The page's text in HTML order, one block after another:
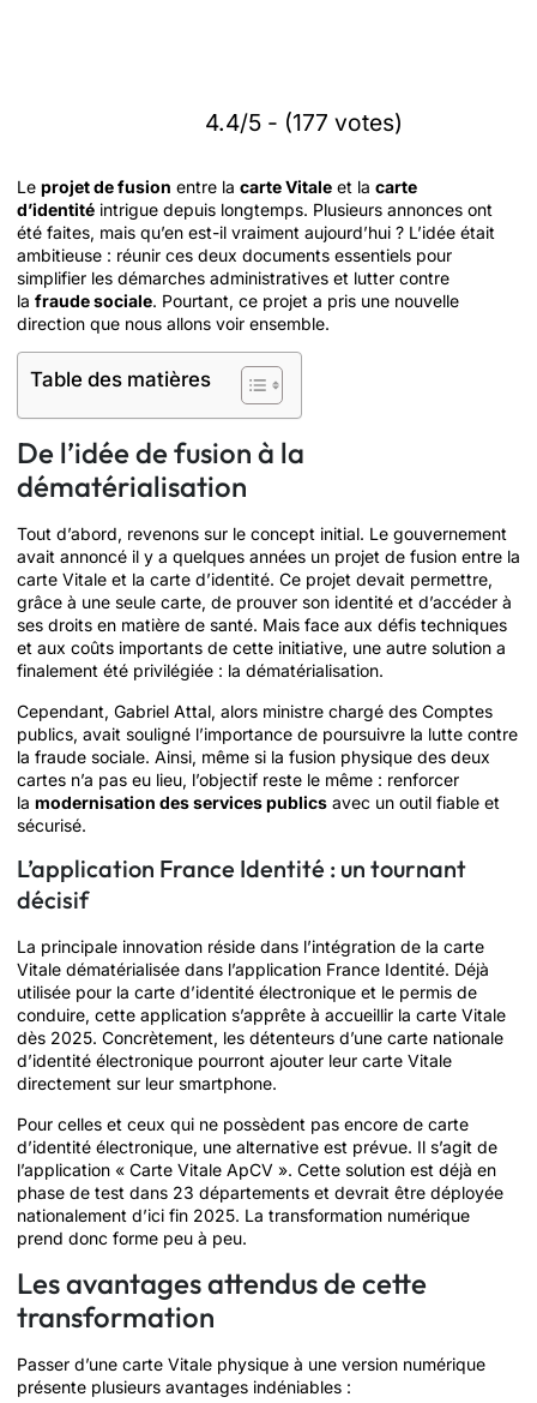
4.4/5 - (177 votes)
Le projet de fusion entre la carte Vitale et la carte
d’identité intrigue depuis longtemps. Plusieurs annonces ont
été faites, mais qu’en est-il vraiment aujourd’hui ? L’idée était
ambitieuse : réunir ces deux documents essentiels pour
simplifier les démarches administratives et lutter contre
la fraude sociale. Pourtant, ce projet a pris une nouvelle
direction que nous allons voir ensemble.
Table des matières
De l’idée de fusion à la
dématérialisation
Tout d’abord, revenons sur le concept initial. Le gouvernement
avait annoncé il y a quelques années un projet de fusion entre la
carte Vitale et la carte d’identité. Ce projet devait permettre,
grâce à une seule carte, de prouver son identité et d’accéder à
ses droits en matière de santé. Mais face aux défis techniques
et aux coûts importants de cette initiative, une autre solution a
finalement été privilégiée : la dématérialisation.
Cependant, Gabriel Attal, alors ministre chargé des Comptes
publics, avait souligné l’importance de poursuivre la lutte contre
la fraude sociale. Ainsi, même si la fusion physique des deux
cartes n’a pas eu lieu, l’objectif reste le même : renforcer
la modernisation des services publics avec un outil fiable et
sécurisé.
L’application France Identité : un tournant
décisif
La principale innovation réside dans l’intégration de la carte
Vitale dématérialisée dans l’application France Identité. Déjà
utilisée pour la carte d’identité électronique et le permis de
conduire, cette application s’apprête à accueillir la carte Vitale
dès 2025. Concrètement, les détenteurs d’une carte nationale
d’identité électronique pourront ajouter leur carte Vitale
directement sur leur smartphone.
Pour celles et ceux qui ne possèdent pas encore de carte
d’identité électronique, une alternative est prévue. Il s’agit de
l’application « Carte Vitale ApCV ». Cette solution est déjà en
phase de test dans 23 départements et devrait être déployée
nationalement d’ici fin 2025. La transformation numérique
prend donc forme peu à peu.
Les avantages attendus de cette
transformation
Passer d’une carte Vitale physique à une version numérique
présente plusieurs avantages indéniables :